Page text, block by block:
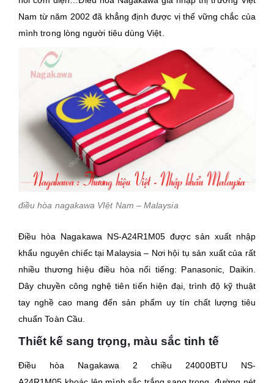
Nam từ năm 2002 đã khẳng định được vị thế vững chắc của
mình trong lòng người tiêu dùng Việt.
điều hòa nagakawa VIệt Nam – Malaysia
Điều hòa Nagakawa NS-A24R1M05 được sản xuất nhập
khẩu nguyên chiếc tại Malaysia – Nơi hội tụ sản xuất của rất
nhiều thương hiệu điều hòa nổi tiếng: Panasonic, Daikin.
Dây chuyền công nghệ tiên tiến hiện đại, trình độ kỹ thuật
tay nghề cao mang đến sản phẩm uy tín chất lượng tiêu
chuẩn Toàn Cầu.
Thiết kế sang trọng, màu sắc tinh tế
Điều hòa Nagakawa 2 chiều 24000BTU NS-